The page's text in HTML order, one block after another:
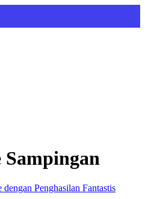
Sampingan